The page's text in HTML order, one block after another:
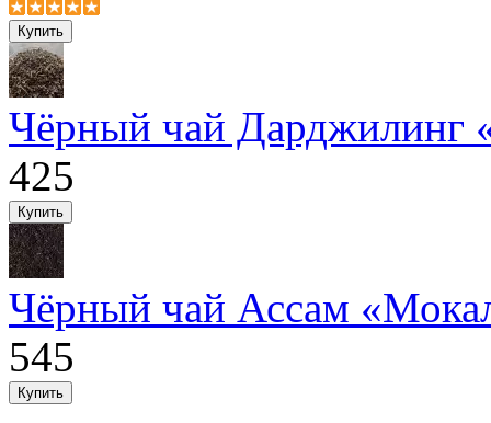
Чёрный чай Дарджилинг
425
Чёрный чай Ассам
545